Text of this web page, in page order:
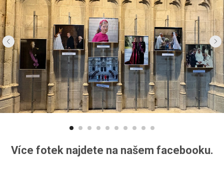
Více fotek najdete na našem facebooku.